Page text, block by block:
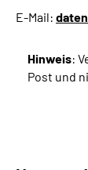
E-Mail:
Hinweis:
Post und